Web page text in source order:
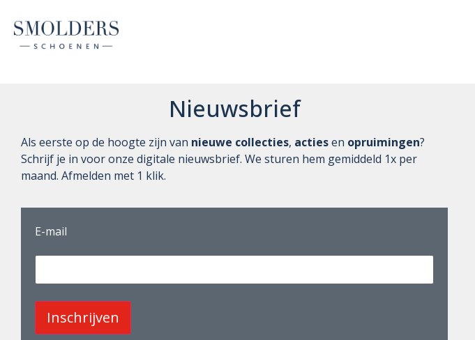
Nieuwsbrief
Als eerste op de hoogte zijn van nieuwe collecties, actiesen opruimingen?
Schrijf je in voor onze digitale nieuwsbrief. We sturen hem gemiddeld 1x per
maand. Afmelden met 1 klik.
E-mail